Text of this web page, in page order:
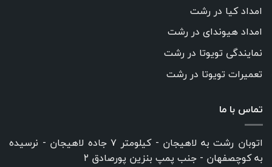
امداد کیا در رشت
امداد هیوندای در رشت
نمایندگی تویوتا در رشت
تعمیرات تویوتا در رشت
تماس با ما
اتوبان رشت به لاهیجان - کیلومتر ۷ جاده لاهیجان - نرسیده
به کوچصفهان - جنب پمپ بنزین پورصادق ۲